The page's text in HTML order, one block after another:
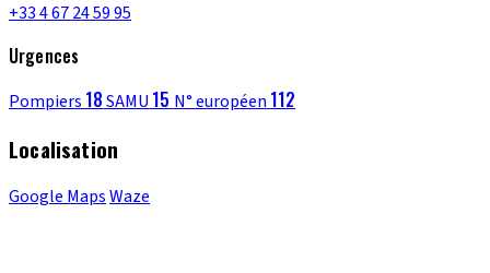
+33 4 67 24 59 95
Urgences
Pompiers 18SAMU 15 N° européen 112
Localisation
Google MapsWaze